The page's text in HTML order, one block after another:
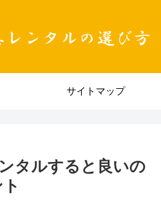
サイトマップ
タルすると良いの